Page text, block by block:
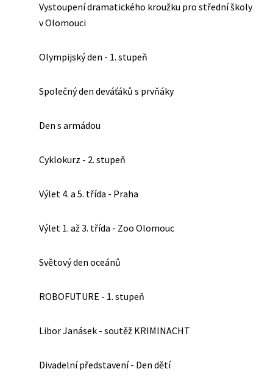
Vystoupení dramatického kroužku pro střední školy
v Olomouci
Olympijský den - 1. stupeň
Společný den deváťáků s prvňáky
Den s armádou
Cyklokurz - 2. stupeň
Výlet 4. a 5. třída - Praha
Výlet 1. až 3. třída - Zoo Olomouc
Světový den oceánů
ROBOFUTURE - 1. stupeň
Libor Janásek - soutěž KRIMINACHT
Divadelní představení - Den dětí